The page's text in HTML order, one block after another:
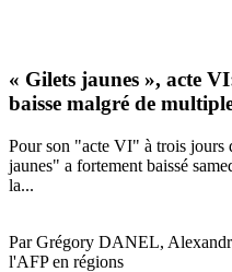
« Gilets jaunes », acte
baisse malgré de
Pour son "acte VI" à trois jours
jaunes" a fortement baissé
la...
Par Grégory DANEL,
l'AFP en régions